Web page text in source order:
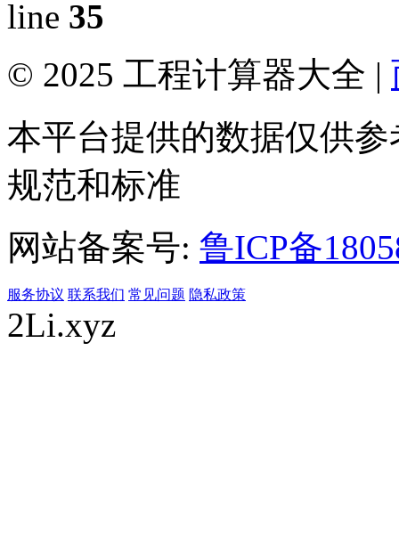
line 35
© 2025 工程计算器大全 |
本平台提供的数据仅供
规范和标准
网站备案号: 鲁ICP备
服务协议 联系我们 常见问题 隐私政策
2Li.xyz